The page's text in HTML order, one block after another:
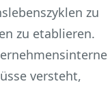
zu
zu etablieren.
versteht,